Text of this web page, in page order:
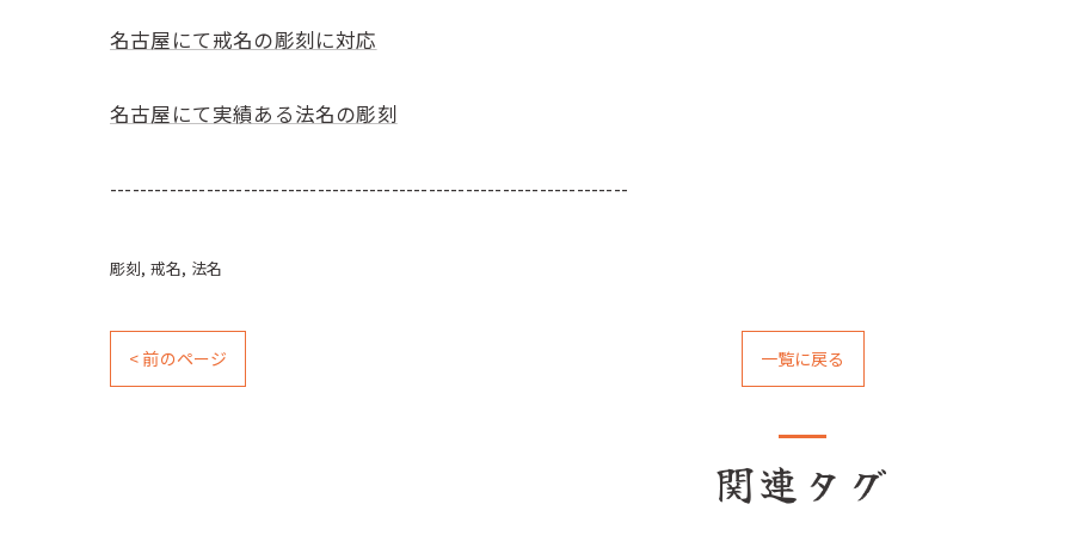
名古屋にて戒名の彫刻に対応
名古屋にて実績ある法名の彫刻
----------------------------------------------------------------------
彫刻 戒名 法名
< 前のページ 一覧に戻る
関連タグ